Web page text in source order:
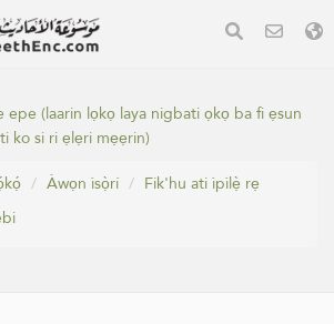
epe (laarin lọkọ laya nigbati ọkọ ba fi ẹsun
ko si ri ẹlẹri mẹẹrin)
Àwọn ìsọ̀rí
Fik'hu ati ìpìlẹ̀ rẹ